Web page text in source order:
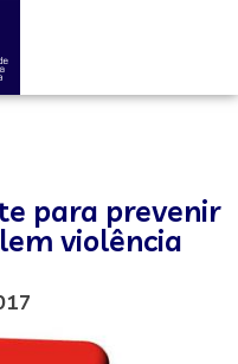
para prevenir
violência